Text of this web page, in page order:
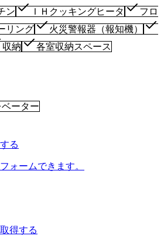
ン ＩＨクッキングヒータ
フロ
リング
火災警報器（報知機）
収納 各室収納スペース
ベーター
る
ォームできます。
得する